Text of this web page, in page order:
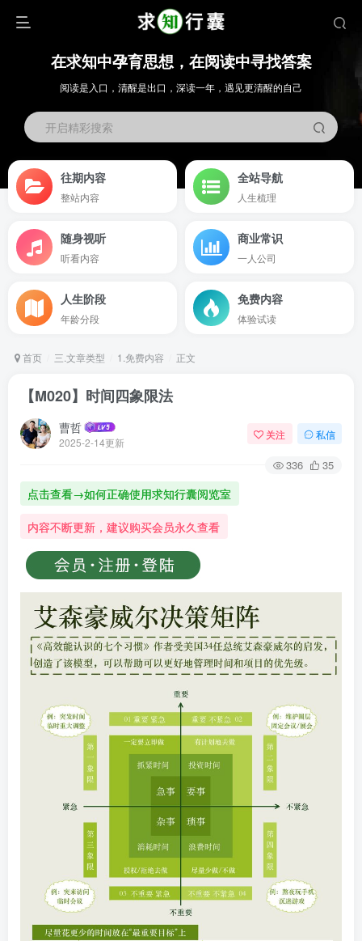
在求知中孕育思想，在阅读中寻找答案
阅读是入口，清醒是出口，深读一年，遇见更清醒的自己
开启精彩搜索
往期内容
整站内容
全站导航
人生梳理
随身视听
听看内容
商业常识
一人公司
人生阶段
年龄分段
免费内容
体验试读
首页 三.文章类型 1.免费内容 正文
【M020】时间四象限法
曹哲
2025-2-14更新
关注 私信
336 35
点击查看→如何正确使用求知行囊阅览室
内容不断更新，建议购买会员永久查看